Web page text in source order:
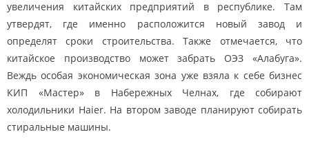
увеличения китайских предприятий в республике. Там
утвердят, где именно расположится новый завод и
определят сроки строительства. Также отмечается, что
китайское производство может забрать ОЭЗ «Алабуга».
Веждь особая экономическая зона уже взяла к себе бизнес
КИП «Мастер» в Набережных Челнах, где собирают
холодильники Haier. На втором заводе планируют собирать
стиральные машины.